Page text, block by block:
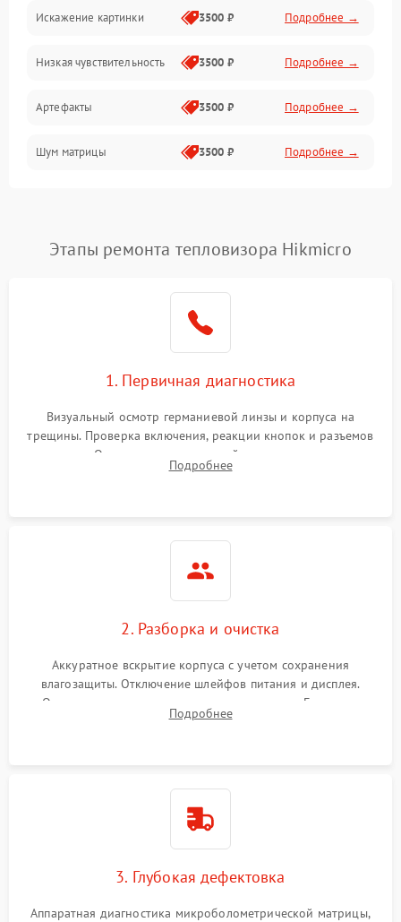
Электропитание
Измерения
Матрица
Проблемы питания
Сбои коммуникаций и интерфейсов
Экран (дисплей)
Искажение картинки 3500 ₽ Подробнее →
Низкая чувствительность 3500 ₽ Подробнее →
Артефакты 3500 ₽ Подробнее →
Шум матрицы 3500 ₽ Подробнее →
Этапы ремонта тепловизора Hikmicro
1. Первичная диагностика
Визуальный осмотр германиевой линзы и корпуса на
трещины. Проверка включения, реакции кнопок и разъемов
зарядки. Оценка вывода тепловой сигнатуры на экран,
проверка базовых функций и считывание системных
Подробнее
2. Разборка и очистка
Аккуратное вскрытие корпуса с учетом сохранения
влагозащиты. Отключение шлейфов питания и дисплея.
Очистка внутренних плат от окислов и пыли. Бережная
обработка германиевого объектива специализированными
Подробнее
3. Глубокая дефектовка
Аппаратная диагностика микроболометрической матрицы,